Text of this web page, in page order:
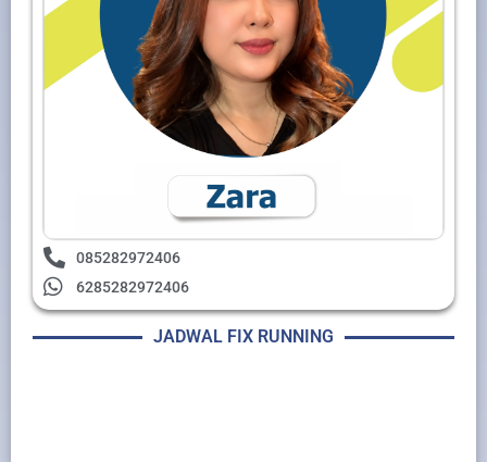
085282972406
6285282972406
JADWAL FIX RUNNING